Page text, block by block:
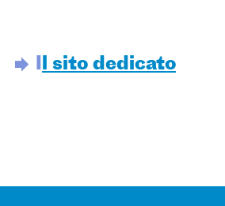
l sito dedicato